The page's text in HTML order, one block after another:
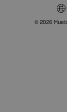
© 2026